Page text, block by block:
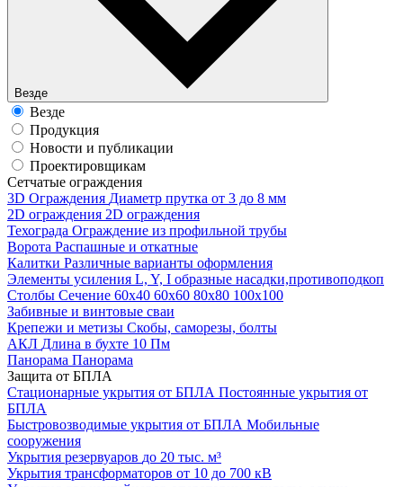
Везде
Везде
Продукция
Новости и публикации
Проектировщикам
Cетчатые ограждения
3D Ограждения Диаметр прутка от 3 до 8 мм
2D ограждения 2D ограждения
Техограда Ограждение из профильной трубы
Ворота Распашные и откатные
Калитки Различные варианты оформления
Элементы усиления L, Y, I образные насадки,противоподкоп
Столбы Сечение 60х40 60х60 80х80 100х100
Забивные и винтовые сваи
Крепежи и метизы Скобы, саморезы, болты
АКЛ Длина в бухте 10 Пм
Панорама Панорама
Защита от БПЛА
Стационарные укрытия от БПЛА Постоянные укрытия от
БПЛА
Быстровозводимые укрытия от БПЛА Мобильные
сооружения
Укрытия резервуаров до 20 тыс. м³
Укрытия трансформаторов от 10 до 700 кВ